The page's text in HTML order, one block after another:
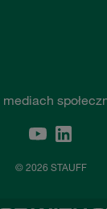
© 2026 STAUFF